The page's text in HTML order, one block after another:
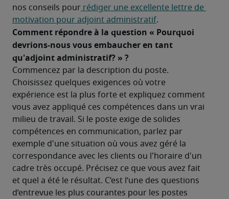
nos conseils pour rédiger une excellente lettre de
motivation pour adjoint administratif.
Comment répondre à la question « Pourquoi
devrions-nous vous embaucher en tant
qu'adjoint administratif? » ?
Commencez par la description du poste.
Choisissez quelques exigences où votre
expérience est la plus forte et expliquez comment
vous avez appliqué ces compétences dans un vrai
milieu de travail. Si le poste exige de solides
compétences en communication, parlez par
exemple d'une situation où vous avez géré la
correspondance avec les clients ou l'horaire d'un
cadre très occupé. Précisez ce que vous avez fait
et quel a été le résultat. C’est l’une des questions
d’entrevue les plus courantes pour les postes